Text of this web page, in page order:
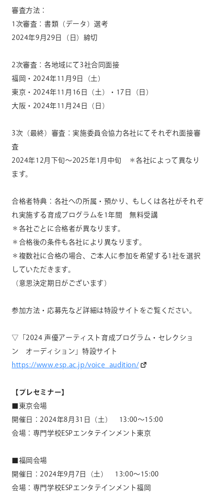
審査方法：
1次審査：書類（データ）選考
2024年9 月 29 日（日）締切
2次審査：各地域にて 3社合同面接
福岡・ 2024年11 月 9 日（土）
東京・ 2024年11 月 16 日（土）・ 17 日（日）
大阪・ 2024年11 月 24 日（日）
3次（最終）審査：実施委員会協力各社にてそれぞれ面接審
査
2024年12 月下旬～2025年1 月中旬 ＊各社によって異なり
ます。
合格者特典：各社への所属・預かり、もしくは各社がそれぞ
れ実施する育成プログラムを 1年間 無料受講
＊各社ごとに合格者が異なります。
＊合格後の条件も各社により異なります。
＊複数社に合格の場合、ご本人に参加を希望する1 社を選択
していただきます。
（意思決定期日がございます）
参加方法・応募先など詳細は特設サイトをご覧ください。
▽「 2024 声優アーティスト育成プログラム・セレクショ
ン オーディション」特設サイト
https://www.esp.ac.jp/voice_audition/
【プレセミナー】
■東京会場
開催日： 2024年8 月 31 日（土） 13:00～15:00
会場：専門学校ESP エンタテインメント東京
■福岡会場
開催日： 2024年9 月 7 日（土） 13:00～15:00
会場：専門学校ESP エンタテインメント福岡